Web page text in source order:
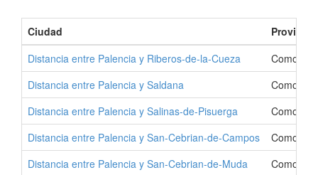
Ciudad
Provincia
Distancia entre Palencia y Riberos-de-la-Cueza
Como Ir
Distancia entre Palencia y Saldana
Como Ir
Distancia entre Palencia y Salinas-de-Pisuerga
Como Ir
Distancia entre Palencia y San-Cebrian-de-Campos
Como Ir
Distancia entre Palencia y San-Cebrian-de-Muda
Como Ir